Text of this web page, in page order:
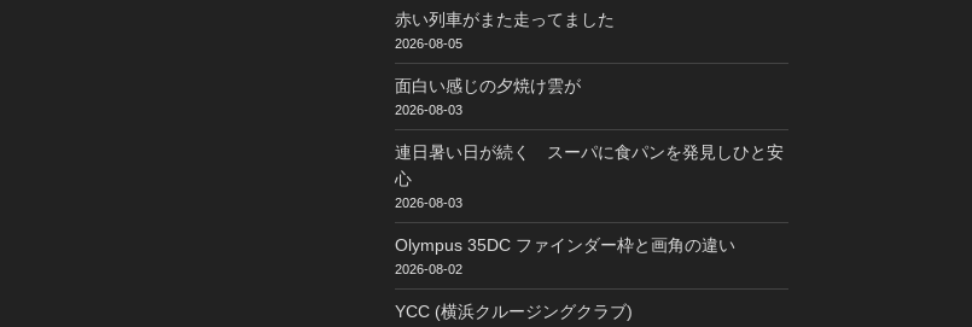
赤い列車がまた走ってました
2026-08-05
面白い感じの夕焼け雲が
2026-08-03
連日暑い日が続く スーパに食パンを発見しひと安
心
2026-08-03
Olympus 35DC ファインダー枠と画角の違い
2026-08-02
YCC (横浜クルージングクラブ)